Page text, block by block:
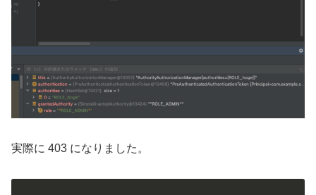
実際に 403 になりました。